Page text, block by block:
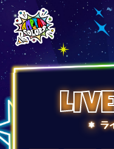
ラ